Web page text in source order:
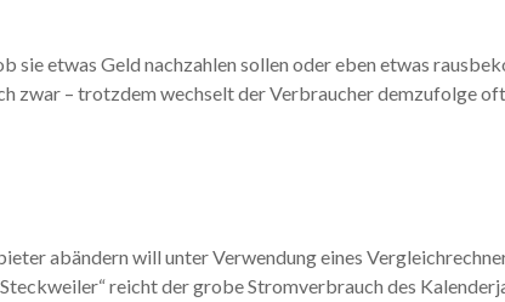
sie etwas Geld nachzahlen sollen oder eben etwas
zwar – trotzdem wechselt der Verbraucher demzufolge
abändern will unter Verwendung eines
reicht der grobe Stromverbrauch des